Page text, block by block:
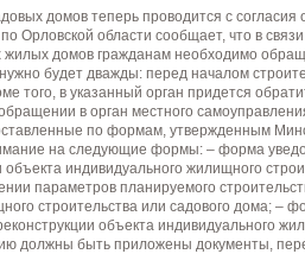
домов теперь проводится с согласия
Орловской области сообщает, что в
домов гражданам необходимо
будет дважды: перед началом
того, в указанный орган придется
в орган местного
по формам, утвержденным
на следующие формы: – форма
индивидуального жилищного
параметров планируемого
строительства или садового дома; –
объекта индивидуального
должны быть приложены документы,